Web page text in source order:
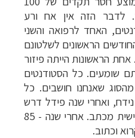
לדבר הזה אין אח ורע
האחד לרפואה והשני
הראשונים לשלטונם
מ- 1500 תקנות. אחת הראשונות הייתה פיזור
שומעים. כל הסטודנטים
שאנחנו חושבים. כל
ואחרי שנה פידל דרש
שכל אזרח קובני ישלח לו אישית מכתב. אחרי שנה - 85
וכתוב.